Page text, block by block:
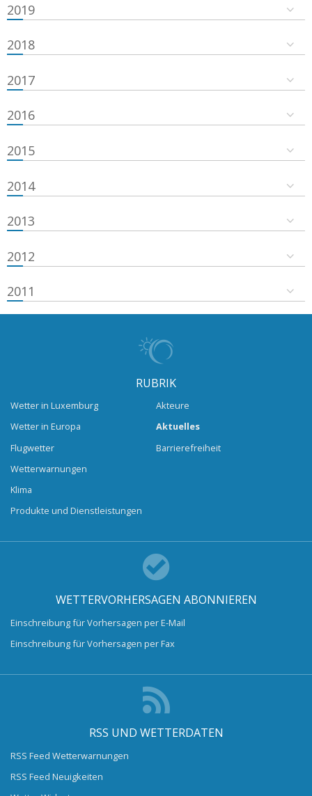
2019
2018
2017
2016
2015
2014
2013
2012
2011
RUBRIK
Wetter in Luxemburg
Wetter in Europa
Flugwetter
Wetterwarnungen
Klima
Produkte und Dienstleistungen
Akteure
Aktuelles
Barrierefreiheit
WETTERVORHERSAGEN ABONNIEREN
Einschreibung für Vorhersagen per E-Mail
Einschreibung für Vorhersagen per Fax
RSS UND WETTERDATEN
RSS Feed Wetterwarnungen
RSS Feed Neuigkeiten